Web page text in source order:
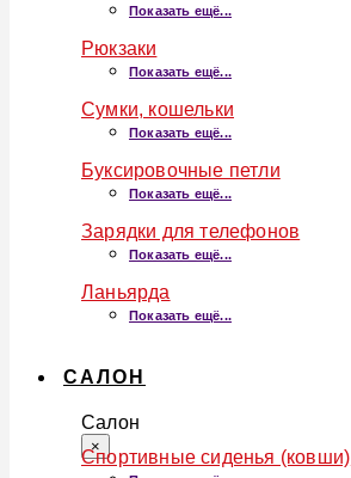
Показать ещё...
Рюкзаки
Показать ещё...
Сумки, кошельки
Показать ещё...
Буксировочные петли
Показать ещё...
Зарядки для телефонов
Показать ещё...
Ланьярда
Показать ещё...
САЛОН
Салон
×
Спортивные сиденья (ковши)